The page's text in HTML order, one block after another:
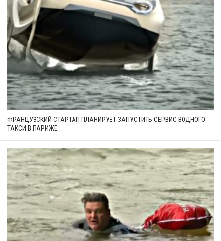
ФРАНЦУЗСКИЙ СТАРТАП ПЛАНИРУЕТ ЗАПУСТИТЬ СЕРВИС ВОДНОГО
ТАКСИ В ПАРИЖЕ